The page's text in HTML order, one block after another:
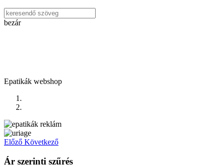
bezár
Epatikák webshop
Előző Következő
Ár szerinti szűrés